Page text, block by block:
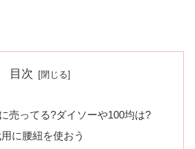
目次
売ってる?ダイソーや100均は?
に腰紐を使おう